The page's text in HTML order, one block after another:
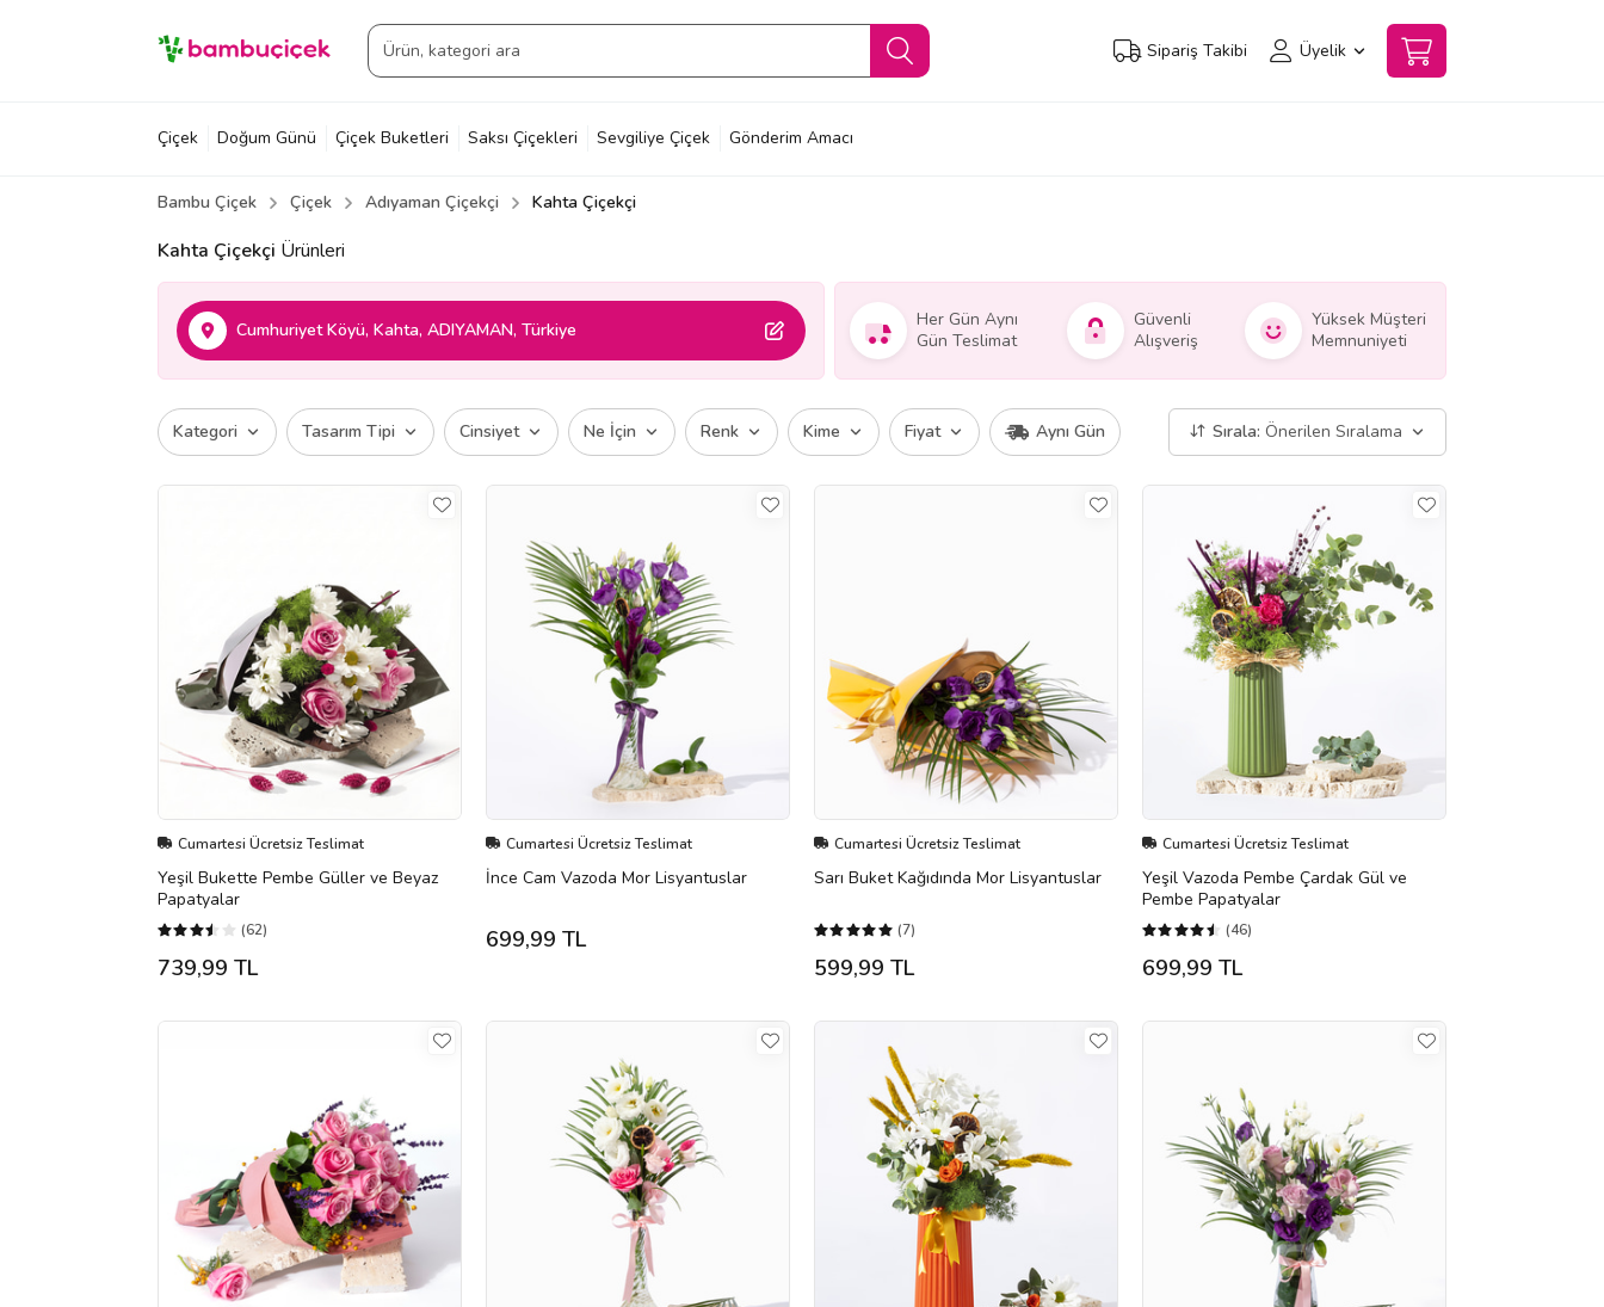
Sipariş Takibi Üyelik
Çiçek Doğum Günü Çiçek Buketleri Saksı Çiçekleri Sevgiliye Çiçek Gönderim Amacı
Bambu Çiçek Çiçek Adıyaman Çiçekçi Kahta Çiçekçi
Kahta Çiçekçi Ürünleri
Cumhuriyet Köyü, Kahta, ADIYAMAN, Türkiye
Her Gün Aynı
Gün Teslimat
Güvenli
Alışveriş
Yüksek Müşteri
Memnuniyeti
Kategori Tasarım Tipi Cinsiyet Ne İçin Renk Kime Fiyat Aynı Gün Sırala: Önerilen Sıralama
Cumartesi Ücretsiz Teslimat
Yeşil Bukette Pembe Güller ve Beyaz
Papatyalar
(62)
739,99 TL
Cumartesi Ücretsiz Teslimat
İnce Cam Vazoda Mor Lisyantuslar
699,99 TL
Cumartesi Ücretsiz Teslimat
Sarı Buket Kağıdında Mor Lisyantuslar
(7)
599,99 TL
Cumartesi Ücretsiz Teslimat
Yeşil Vazoda Pembe Çardak Gül ve
Pembe Papatyalar
(46)
699,99 TL